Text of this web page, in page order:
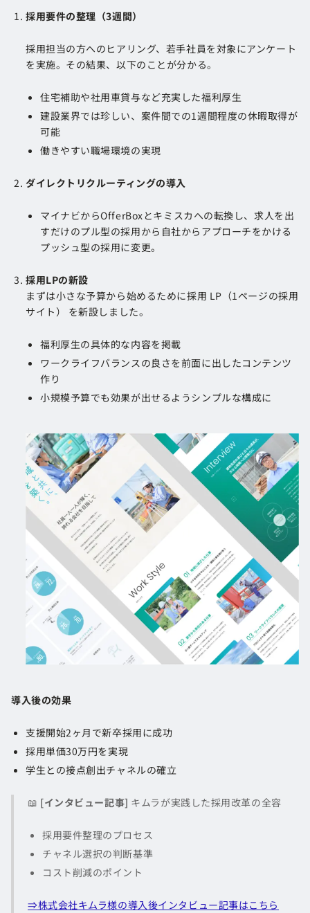
採用要件の整理（3週間）
採用担当の方へのヒアリング、若手社員を対象にアンケート
を実施。その結果、以下のことが分かる。
住宅補助や社用車貸与など充実した福利厚生
建設業界では珍しい、案件間での1週間程度の休暇取得が
可能
働きやすい職場環境の実現
ダイレクトリクルーティングの導入
マイナビからOfferBoxとキミスカへの転換し、求人を出
すだけのプル型の採用から自社からアプローチをかける
プッシュ型の採用に変更。
採用LPの新設
まずは小さな予算から始めるために採用 LP（1ページの採用
サイト） を新設しました。
福利厚生の具体的な内容を掲載
ワークライフバランスの良さを前面に出したコンテンツ
作り
小規模予算でも効果が出せるようシンプルな構成に
導入後の効果
支援開始2ヶ月で新卒採用に成功
採用単価30万円を実現
学生との接点創出チャネルの確立
📖 [インタビュー記事] キムラが実践した採用改革の全容
採用要件整理のプロセス
チャネル選択の判断基準
コスト削減のポイント
⇒株式会社キムラ様の導入後インタビュー記事はこちら